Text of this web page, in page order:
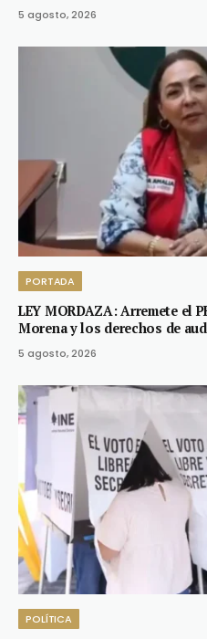
5 agosto, 2026
PORTADA
LEY MORDAZA: Arremete el
Morena y los derechos de
5 agosto, 2026
POLÍTICA